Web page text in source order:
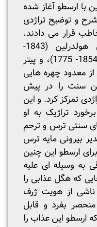
با ارسطو آغاز شده
و توضیح تراژدی
قرار می دادند.
هگل همراه با فریدریش هولدرلین (1843-
1770)، فریدریش شلینگ (1854- 1775)، و پیتر
1929)، یکی از معدود چهره هایی
سنت را در پیش
تمرکز کرد. و این
تراژیک به او
سنتی ترس و ترحم
بیرونی مایه ترس
ارسطو این چنین
به وسیله ای علیه
که هگل عذابی را
از هویت ژرف
بفرد و قابل
ارسطو این عذاب را